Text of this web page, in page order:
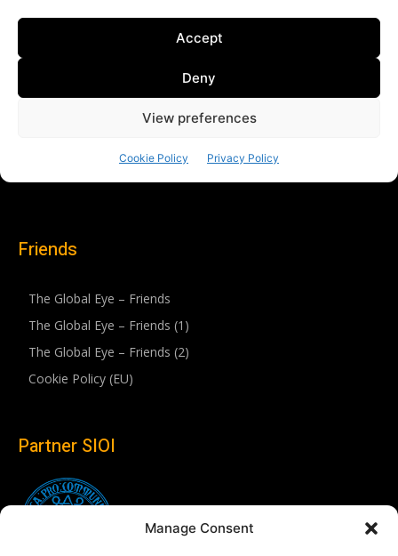
Manage Consent
Friends
The Global Eye – Friends
The Global Eye – Friends (1)
The Global Eye – Friends (2)
Cookie Policy (EU)
Partner SIOI